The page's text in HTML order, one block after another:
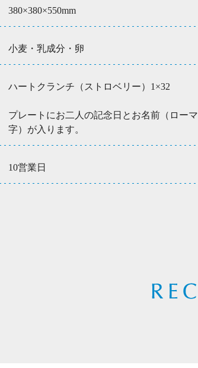
380×380×550mm
小麦・乳成分・卵
ハートクランチ（ストロベリー）1×32
プレートにお二人の記念日とお名前（ローマ
字）が入ります。
10営業日